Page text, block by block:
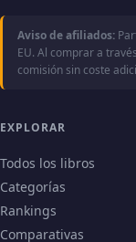
Aviso de afiliados:
EU. Al comprar a
comisión sin coste
EXPLORAR
Todos los libros
Categorías
Rankings
Comparativas